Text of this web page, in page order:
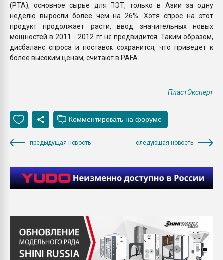
(PTA), основное сырье для ПЭТ, только в Азии за одну
неделю выросли более чем на 26%. Хотя спрос на этот
продукт продолжает расти, ввод значительных новых
мощностей в 2011 - 2012 гг не предвидится. Таким образом,
дисбаланс спроса и поставок сохранится, что приведет к
более высоким ценам, считают в PAFA.
ПластЭксперт
предыдущая новость следующая новость